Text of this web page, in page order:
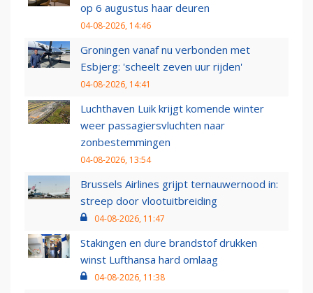
op 6 augustus haar deuren
04-08-2026, 14:46
Groningen vanaf nu verbonden met
Esbjerg: 'scheelt zeven uur rijden'
04-08-2026, 14:41
Luchthaven Luik krijgt komende winter
weer passagiersvluchten naar
zonbestemmingen
04-08-2026, 13:54
Brussels Airlines grijpt ternauwernood in:
streep door vlootuitbreiding
04-08-2026, 11:47
Stakingen en dure brandstof drukken
winst Lufthansa hard omlaag
04-08-2026, 11:38